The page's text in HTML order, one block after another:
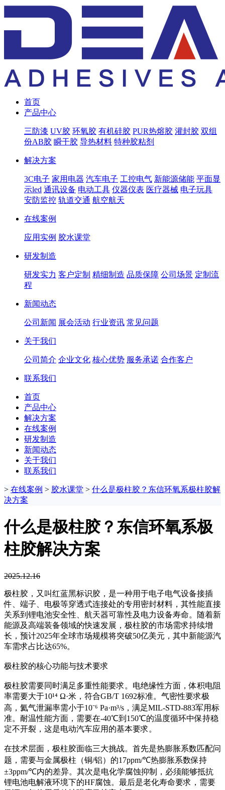
首页
产品中心
三防漆 UV胶 环氧胶 有机硅胶 PUR热熔胶 灌封胶 双组
份AB胶 瞬干胶 导热材料 特种胶粘剂
解决方案
3C电子 家用电器 汽车电子 工控电气 新能源储能 平面显
示led 通讯设备 电动工具 仪器仪表 医疗器械 电子玩具
安防监控 轨道交通 航空航天
在线案例
应用实例 胶水课堂
研发制造
研发实力 客户定制 精细制造 品质保障 公司场景 定制流
程
新闻动态
公司新闻 展会活动 行业资讯 常见问题
关于我们
公司简介 企业文化 核心优势 服务承诺 合作客户
联系我们
首页
产品中心
解决方案
在线案例
研发制造
新闻动态
关于我们
联系我们
> 在线案例 > 胶水课堂 > 什么是极柱胶？东信环氧系极柱胶解
决方案
什么是极柱胶？东信环氧系极
柱胶解决方案
2025.12.16
极柱胶，又叫红蓝黑标识胶，是一种用于电子电气设备接插
件、端子、电极等穿透式连接处的专用密封材料，其性能直接
关系到锂电池安全性、航天器可靠性及电力设备寿命。随着新
能源及高端装备领域的快速发展，极柱胶的市场需求持续增
长，预计2025年全球市场规模将突破50亿美元，其中新能源汽
车需求占比达65%。
极柱胶的核心功能与技术要求
极柱胶需要同时满足多重性能要求。电绝缘性方面，体积电阻
率需要大于10¹⁴ Ω·米，符合GB/T 1692标准。气密性要求极
高，氦气泄漏率需小于10⁻⁶ Pa·m³/s，满足MIL-STD-883军用标
准。耐温性能方面，需要在-40℃到150℃的温度循环中保持稳
定不开裂，这是电动汽车应用的基本要求。
在技术层面，极柱胶面临三大挑战。首先是热膨胀系数匹配问
题，需要与金属极柱（铜/铝）的17ppm/℃热膨胀系数保持
±3ppm/℃内的差异。其次是电化学腐蚀抑制，必须能够抵抗
锂电池电解液环境下的HF腐蚀。最后是老化寿命要求，需要